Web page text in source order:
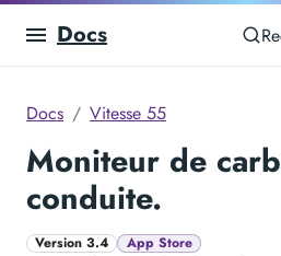
Docs
Docs Vitesse 55
Moniteur de
conduite.
Version 3.4 App Store